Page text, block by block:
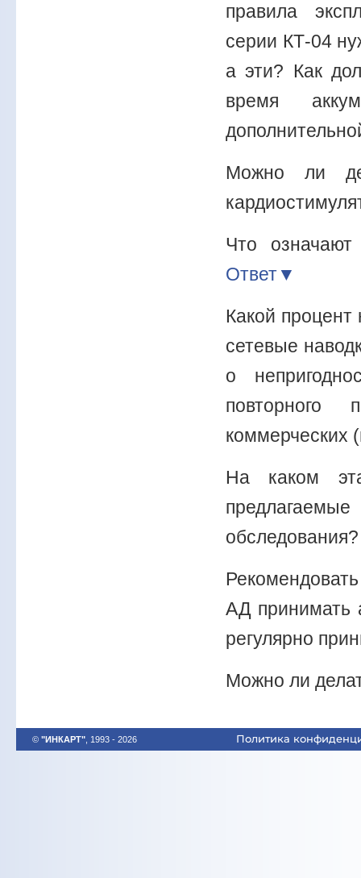
правила
серии КТ-04
а эти? Как
время
Можно ли
Что
Ответ▼
Какой
сетевые
о
коммерческих
На каком
АД принимать
регулярно
Можно ли
© "ИНКАРТ" , 1993 - 2026 Политика